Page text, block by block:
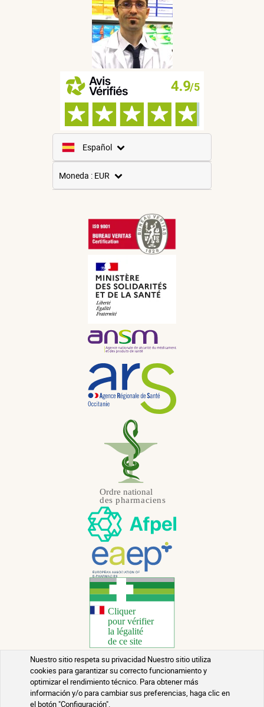
Nuestro sitio respeta su privacidad Nuestro sitio utiliza
cookies para garantizar su correcto funcionamiento y
optimizar el rendimiento técnico. Para obtener más
información y/o para cambiar sus preferencias, haga clic en
el botón "Configuración".
Español
Francés
Alemán
Italiano
Neerlandés
Portugués
Moneda : EUR
Copyright 2026 - Todos los derechos reservados
Consejos de Salud